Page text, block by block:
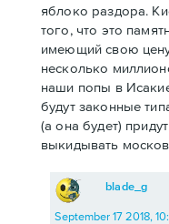
яблоко раздора.
того, что это
имеющий свою
несколько
наши попы в
будут законные
(а она будет)
выкидывать
blade_g
September 17 2018,